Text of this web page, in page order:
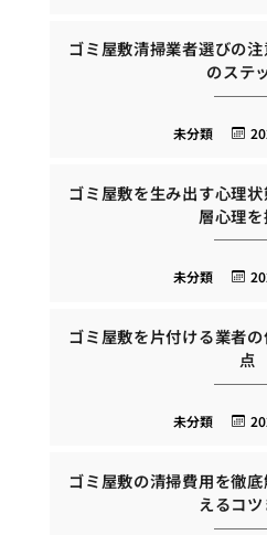
ゴミ屋敷清掃業者選びの
のステ
未分類
ゴミ屋敷を生み出す心理
層心理を
未分類
ゴミ屋敷を片付ける業者
点
未分類
ゴミ屋敷の清掃費用を徹
えるコ